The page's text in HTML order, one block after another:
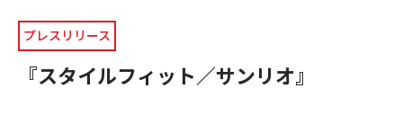
プレスリリース
『スタイルフィット／サンリオ』